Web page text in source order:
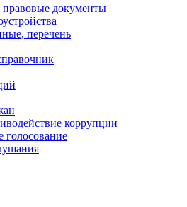
документы
перечень
коррупции
голосование